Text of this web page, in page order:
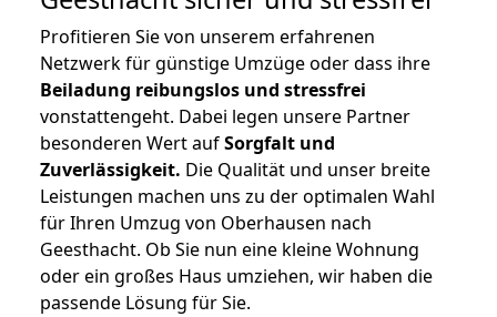
Profitieren Sie von unserem erfahrenen
Netzwerk für günstige Umzüge oder dass ihre
Beiladung reibungslos und stressfrei
vonstattengeht. Dabei legen unsere Partner
besonderen Wert aufSorgfalt und
Zuverlässigkeit. Die Qualität und unser breite
Leistungen machen uns zu der optimalen Wahl
für Ihren Umzug von Oberhausen nach
Geesthacht. Ob Sie nun eine kleine Wohnung
oder ein großes Haus umziehen, wir haben die
passende Lösung für Sie.